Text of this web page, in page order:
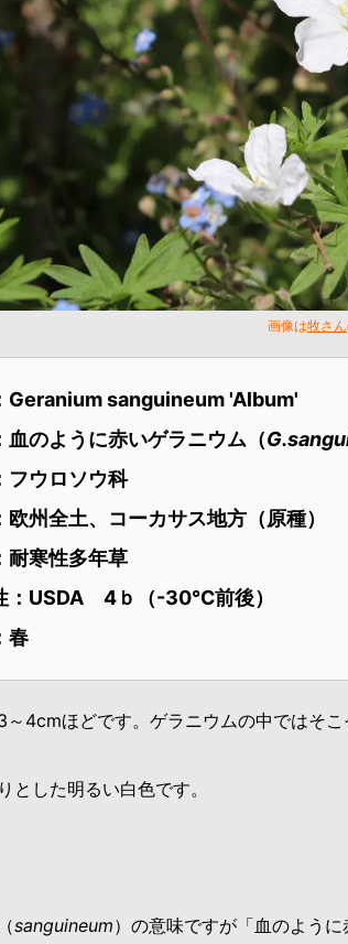
画像は牧さん
Geranium sanguineum 'Album'
血のように赤いゲラニウム（
フウロソウ科
欧州全土、コーカサス地方（原種）
耐寒性多年草
：USDA 4ｂ（-30℃前後）
春
4cmほどです。ゲラニウムの中ではそこ
とした明るい白色です。
sanguineum）の意味ですが「血のよう